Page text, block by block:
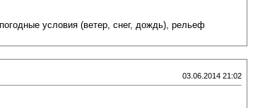
условия (ветер, снег, дождь), рельеф
03.06.2014 21:02